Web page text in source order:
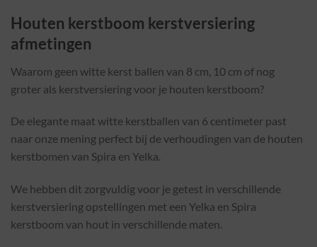
Houten kerstboom kerstversiering
afmetingen
Waarom geen witte kerst ballen van 8 cm, 10 cm of nog
groter als kerstversiering voor je houten kerstboom?
De elegante maat witte kerstballen van 6 centimeter past
naar onze mening perfect bij de verhoudingen van de houten
kerstbomen van Spira en Yelka.
We hebben dit zorgvuldig voor je getest in verschillende
kerstversiering opstellingen met een Yelka en Spira
kerstboom van hout in verschillende maten.